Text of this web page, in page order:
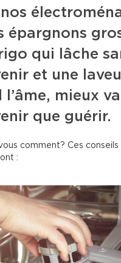
épargnons
qui lâche
et une
l’âme, mieux
que guérir.
comment? Ces conseils
: